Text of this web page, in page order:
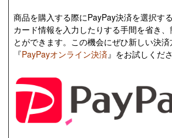
商品を購入する際にPayPay決済を選択す
カード情報を入力したりする手間を省き、
とができます。この機会にぜひ新しい決済
『PayPayオンライン決済』をお試しくださ